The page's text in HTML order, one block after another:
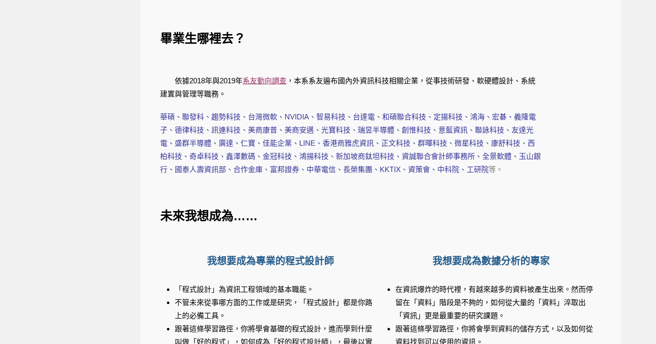
畢業生哪裡去？
依據2018年與2019年系友動向調查 ，本系系友遍布國內外資訊科技相關企業，從事技術研發、軟硬體設計、系統
建置與管理等職務。
華碩、聯發科、趨勢科技、台灣微軟、NVIDIA、智易科技、台達電、和碩聯合科技、定揚科技、鴻海、宏碁、義隆電
子、德律科技、訊連科技、美商康普、美商安邁、光寶科技、瑞昱半導體、創惟科技、意藍資訊、聯詠科技、友達光
電、盛群半導體、廣達、仁寶、佳能企業、LINE、香港商雅虎資訊、正文科技、群暉科技、微星科技、康舒科技、西
柏科技、奇卓科技、鑫澤數碼、金冠科技、鴻揚科技、新加坡商鈦坦科技、資誠聯合會計師事務所、全景軟體、玉山銀
行、國泰人壽資訊部、合作金庫、富邦證券、中華電信、長榮集團、KKTIX、資策會、中科院、工研院等。
未來我想成為……
我想要成為專業的程式設計師
「程式設計」為資訊工程領域的基本職能。
不管未來從事哪方面的工作或是研究，「程式設計」都是你路
上的必備工具。
跟著這條學習路徑，你將學會基礎的程式設計，進而學到什麼
叫做「好的程式」，如何成為「好的程式設計師」， 最後以實
我想要成為數據分析的專家
在資訊爆炸的時代裡，有越來越多的資料被產生出來。然而停
留在「資料」階段是不夠的，如何從大量的「資料」淬取出
「資訊」更是最重要的研究課題。
跟著這條學習路徑，你將會學到資料的儲存方式，以及如何從
資料找到可以使用的資訊。